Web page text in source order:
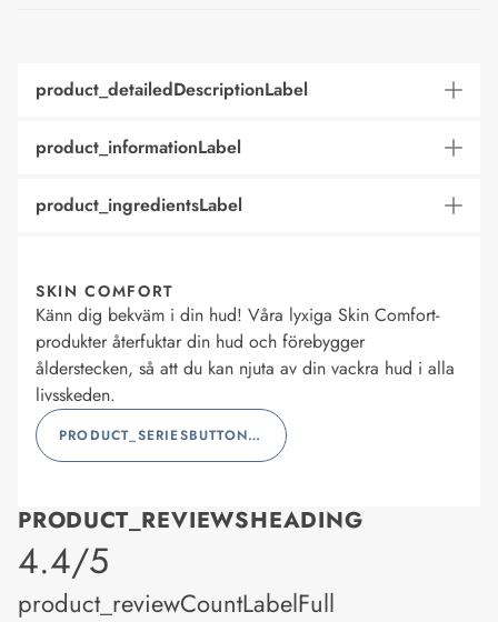
product_detailedDescriptionLabel
product_informationLabel
product_ingredientsLabel
SKIN COMFORT
Känn dig bekväm i din hud! Våra lyxiga Skin Comfort-
produkter återfuktar din hud och förebygger
ålderstecken, så att du kan njuta av din vackra hud i alla
livsskeden.
PRODUCT_SERIESBUTTONLABEL
PRODUCT_REVIEWSHEADING
product_rating
4.4/5
product_reviewCountLabelFull